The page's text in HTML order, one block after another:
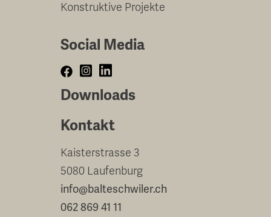
Konstruktive Projekte
Social Media
Downloads
Kontakt
Kaisterstrasse 3
5080 Laufenburg
info@balteschwiler.ch
062 869 41 11